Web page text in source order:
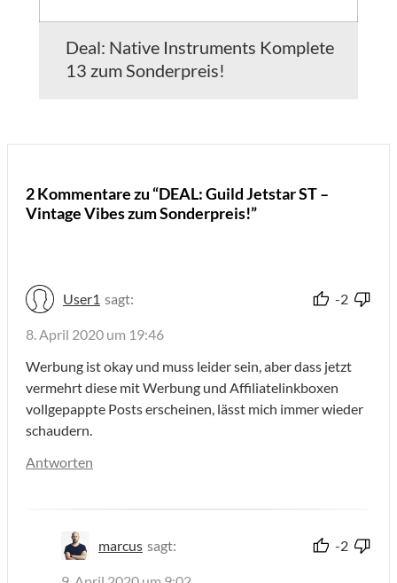
Deal: Native Instruments Komplete
13 zum Sonderpreis!
2 Kommentare zu “DEAL: Guild Jetstar ST –
Vintage Vibes zum Sonderpreis!”
User1 sagt: -2
8. April 2020 um 19:46
Werbung ist okay und muss leider sein, aber dass jetzt
vermehrt diese mit Werbung und Affiliatelinkboxen
vollgepappte Posts erscheinen, lässt mich immer wieder
schaudern.
Antworten
marcus sagt: -2